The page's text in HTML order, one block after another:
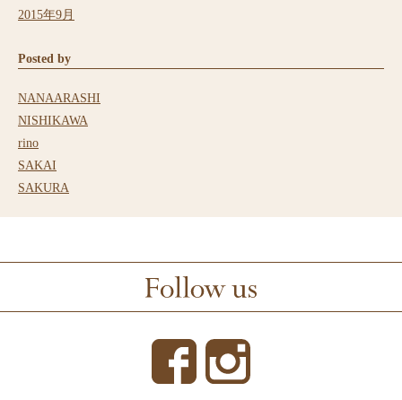
2015年9月
Posted by
NANAARASHI
NISHIKAWA
rino
SAKAI
SAKURA